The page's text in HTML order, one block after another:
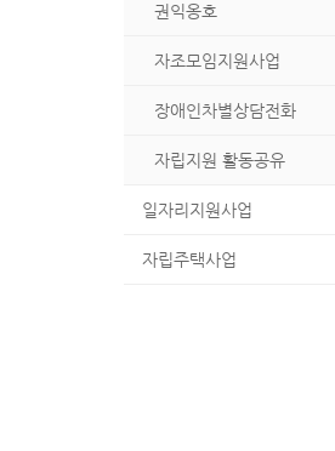
권익옹호
자조모임지원사업
장애인차별상담전화
자립지원 활동공유
일자리지원사업
자립주택사업